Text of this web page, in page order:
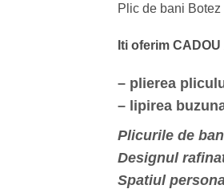
Plic de bani
Iti oferim CADOU
– plierea
– lipirea
Plicurile de
Designul
Spatiul